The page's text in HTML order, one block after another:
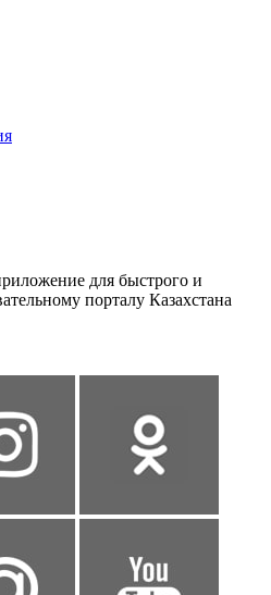
для быстрого и
порталу Казахстана